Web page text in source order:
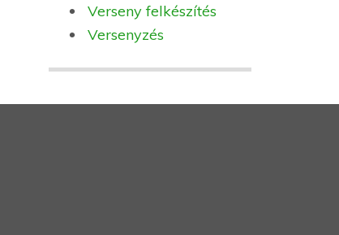
Verseny felkészítés
Versenyzés